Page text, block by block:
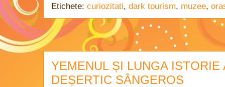
Etichete: curiozitati, dark tourism, muzee,
YEMENUL ȘI LUNGA ISTORIE
DEȘERTIC SÂNGEROS